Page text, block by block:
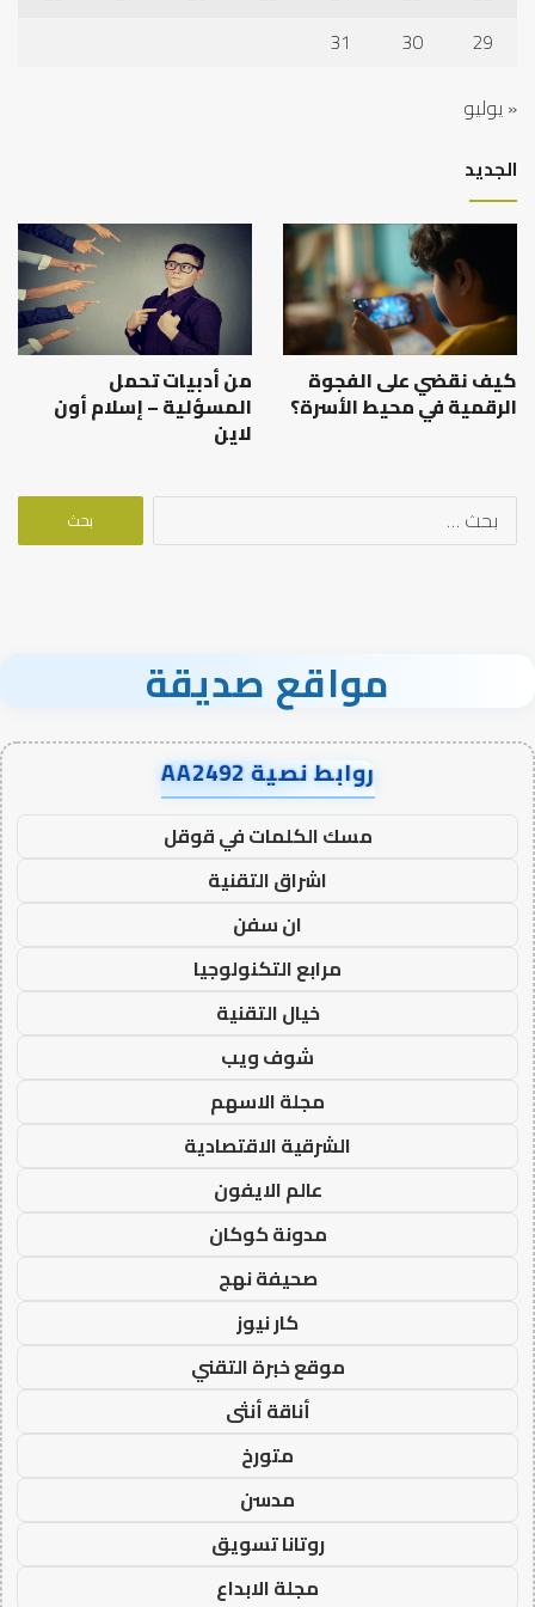
29
30
31
« يوليو
الجديد
كيف نقضي على الفجوة
الرقمية في محيط الأسرة؟
من أدبيات تحمل
المسؤلية – إسلام أون
لاين
البحث
مواقع صديقة
روابط نصية AA2492
مسك الكلمات في قوقل
اشراق التقنية
ان سفن
مرابع التكنولوجيا
خيال التقنية
شوف ويب
مجلة الاسهم
الشرقية الاقتصادية
عالم الايفون
مدونة كوكان
صحيفة نهج
كار نيوز
موقع خبرة التقني
أناقة أنثى
متورخ
مدسن
روتانا تسويق
مجلة الابداع